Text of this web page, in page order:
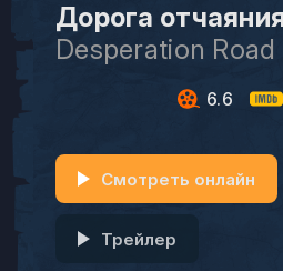
Дорога
Desperation Road
6.6
Смотреть онлайн
Трейлер